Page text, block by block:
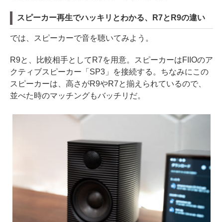
スピーカー再生でハッキリとわかる、R7とR9の違い
では、スピーカーで音を聴いてみよう。
R9と、比較相手としてR7を用意。スピーカーはFIIOのア
クティブスピーカー「SP3」を接続する。ちなみにこの
スピーカーは、高さがR9やR7と揃えられているので、
並べた時のマッチングもバッチリだ。